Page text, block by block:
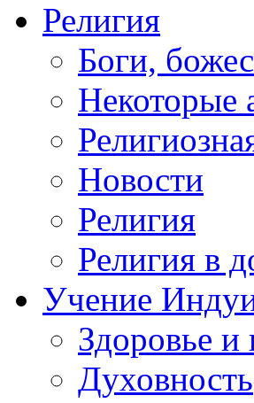
Религия
Боги,
Некоторые
Новости
Религия
Религия в
Учение
Здоровье
Духовность